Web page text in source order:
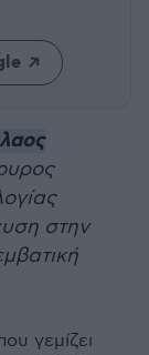
στην
γεμίζει